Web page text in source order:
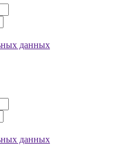
данных
данных